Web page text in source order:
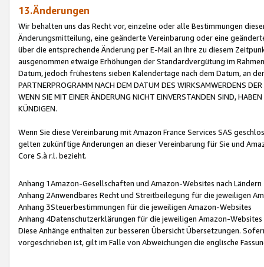
13.Änderungen
Wir behalten uns das Recht vor, einzelne oder alle Bestimmungen
Änderungsmitteilung, eine geänderte Vereinbarung oder eine
über die entsprechende Änderung per E-Mail an Ihre zu diesem
ausgenommen etwaige Erhöhungen der Standardvergütung im
Datum, jedoch frühestens sieben Kalendertage nach dem Datum, an
PARTNERPROGRAMM NACH DEM DATUM DES WIRKSAMWERDENS
WENN SIE MIT EINER ÄNDERUNG NICHT EINVERSTANDEN SIND,
KÜNDIGEN.
Wenn Sie diese Vereinbarung mit Amazon France Services SAS
gelten zukünftige Änderungen an dieser Vereinbarung für Sie und
Core S.à r.l. bezieht.
Anhang 1Amazon-Gesellschaften und Amazon-Websites nach Ländern
Anhang 2Anwendbares Recht und Streitbeilegung für die jeweiligen
Anhang 3Steuerbestimmungen für die jeweiligen Amazon-Websites
Anhang 4Datenschutzerklärungen für die jeweiligen Amazon-Websites
Diese Anhänge enthalten zur besseren Übersicht Übersetzungen.
vorgeschrieben ist, gilt im Falle von Abweichungen die englische